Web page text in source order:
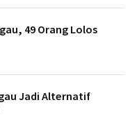
49 Orang Lolos
Jadi Alternatif